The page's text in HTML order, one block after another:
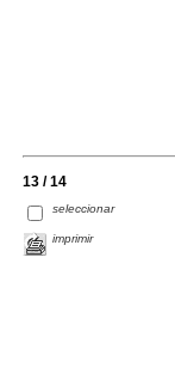
13 / 14
seleccionar
imprimir